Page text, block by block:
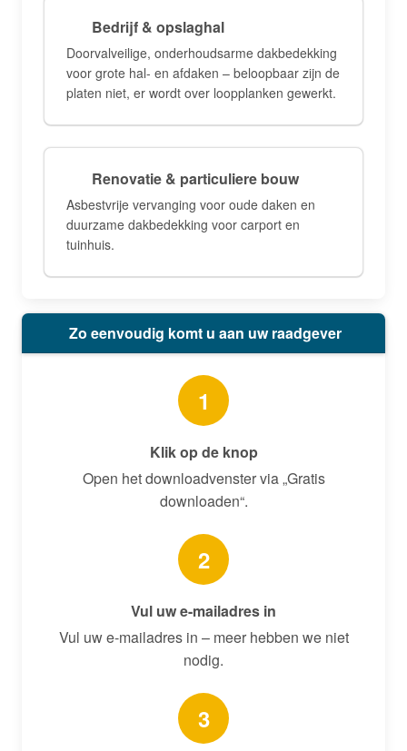
Bedrijf & opslaghal
Doorvalveilige, onderhoudsarme dakbedekking
voor grote hal- en afdaken – beloopbaar zijn de
platen niet, er wordt over loopplanken gewerkt.
Renovatie & particuliere bouw
Asbestvrije vervanging voor oude daken en
duurzame dakbedekking voor carport en
tuinhuis.
Zo eenvoudig komt u aan uw raadgever
1
Klik op de knop
Open het downloadvenster via „Gratis
downloaden“.
2
Vul uw e-mailadres in
Vul uw e-mailadres in – meer hebben we niet
nodig.
3